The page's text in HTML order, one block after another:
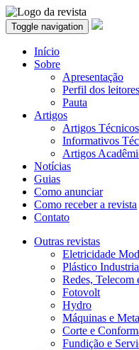
Toggle navigation
Início
Sobre
Apresentação
Perfil dos leitores
Pauta
Artigos
Artigos Técnicos
Informativos
Artigos
Notícias
Guias
Como anunciar
Como receber a revista
Contato
Outras revistas
Eletricidade
Plástico
Redes, Telecom
Fotovolt
Hydro
Máquinas e
Corte e
Fundição e